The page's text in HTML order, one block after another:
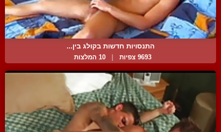
התנסויות חדשות בקולג בין...
9693 צפיות 10 המלצות